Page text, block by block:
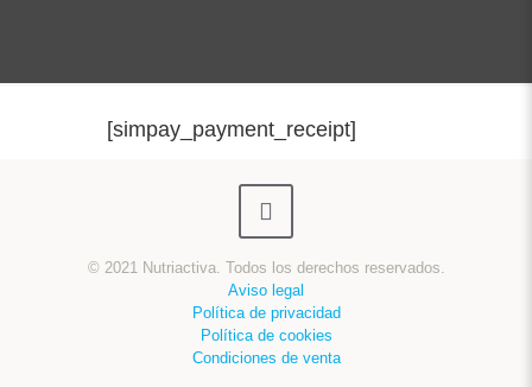
[simpay_payment_receipt]
© 2021 Nutriactiva. Todos los derechos reservados.
Aviso legal
Política de privacidad
Política de cookies
Condiciones de venta